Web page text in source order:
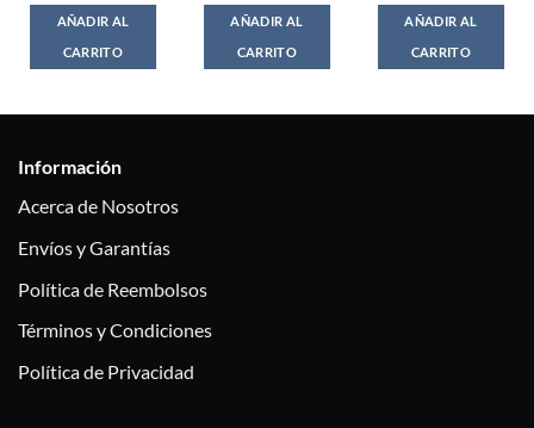
AÑADIR AL
CARRITO
AÑADIR AL
CARRITO
AÑADIR AL
CARRITO
Información
Acerca de Nosotros
Envíos y Garantías
Política de Reembolsos
Términos y Condiciones
Política de Privacidad